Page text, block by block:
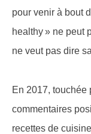
pour venir à bout
healthy » ne peut
ne veut pas dire
En 2017, touchée
commentaires
recettes de